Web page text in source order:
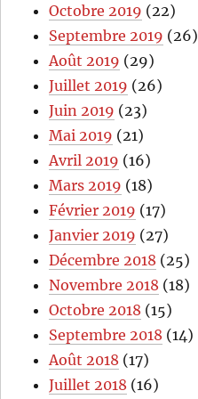
Octobre 2019 (22)
Septembre 2019 (26)
Août 2019 (29)
Juillet 2019 (26)
Juin 2019 (23)
Mai 2019 (21)
Avril 2019 (16)
Mars 2019 (18)
Février 2019 (17)
Janvier 2019 (27)
Décembre 2018 (25)
Novembre 2018 (18)
Octobre 2018 (15)
Septembre 2018 (14)
Août 2018 (17)
Juillet 2018 (16)